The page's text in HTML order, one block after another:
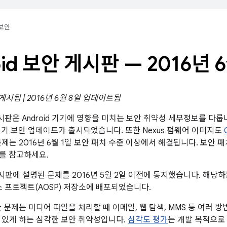
안
보안 게시판 — 2016년
시됨 | 2016년 6월 8일 업데이트됨
판은 Android 기기에 영향을 미치는 보안 취약성 세부정보를 다룹
보안 업데이트가 출시되었습니다. 또한 Nexus 펌웨어 이미지도
는 2016년 6월 1일 보안 패치 수준 이상에서 해결됩니다. 보안
참고하세요.
판에 설명된 문제를 2016년 5월 2일 이전에 통지했습니다. 해당
프로젝트(AOSP) 저장소에 배포되었습니다.
문제는 미디어 파일을 처리할 때 이메일, 웹 탐색, MMS 등 여러 방
게 하는 심각한 보안 취약성입니다. 심각도 평가는 개발 목적으